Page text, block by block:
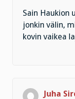
Sain Haukion
jonkin välin,
kovin vaikea
Juha